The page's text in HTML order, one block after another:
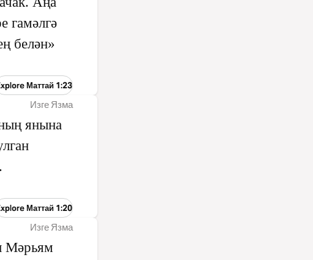
гамәлгә
белән»
Маттай 1:23
Изге Язма
янына
Маттай 1:20
Изге Язма
Мәрьям